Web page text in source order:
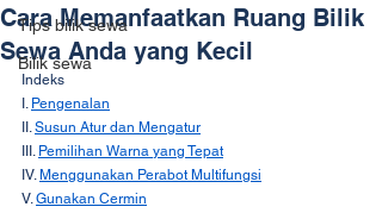
Tips bilik sewa
Bilik sewa
Cara Memanfaatkan Ruang Bilik
Sewa Anda yang Kecil
Indeks
I. Pengenalan
II. Susun Atur dan Mengatur
III. Pemilihan Warna yang Tepat
IV. Menggunakan Perabot Multifungsi
V. Gunakan Cermin